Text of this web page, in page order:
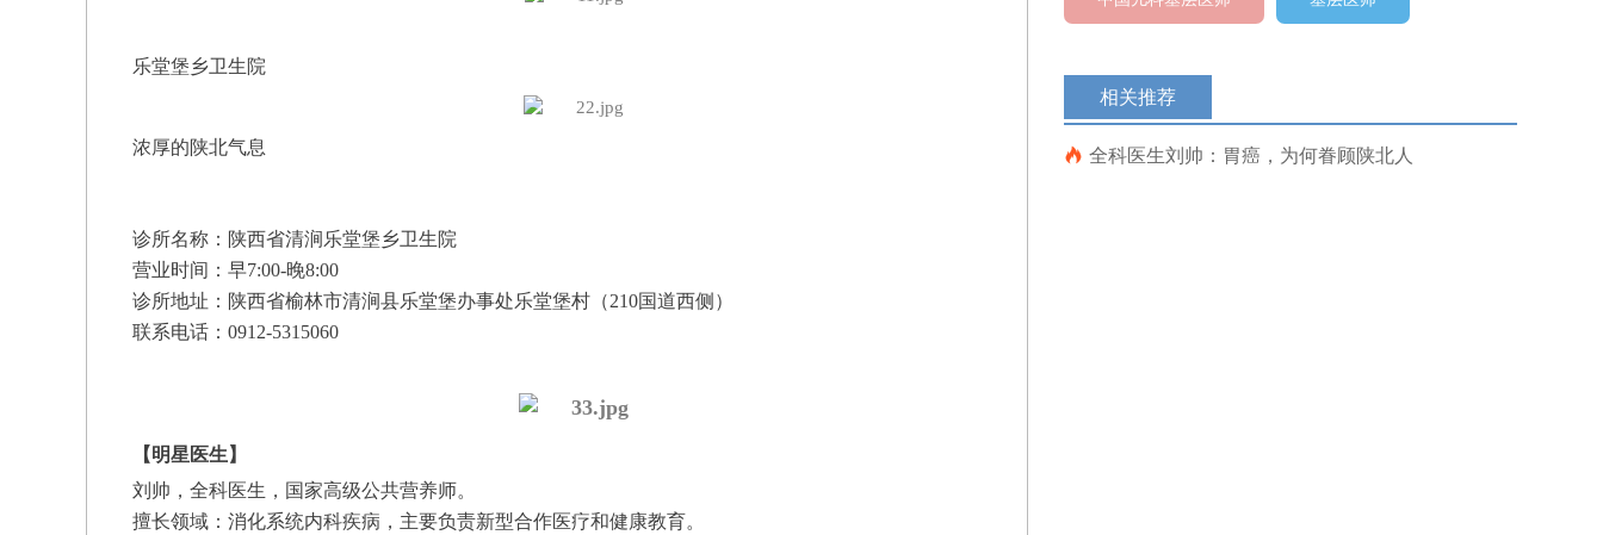
乐堂堡乡卫生院
浓厚的陕北气息
诊所名称：陕西省清涧乐堂堡乡卫生院
营业时间：早7:00-晚8:00
诊所地址： 陕西省榆林市清涧县乐堂堡办事处乐堂堡村（210国道西侧）
联系电话：0912-5315060
【明星医生 】
刘帅， 全科医生，国家高级公共营养师。
擅长领域： 消化系统内科疾病，主要负责新型合作医疗和健康教育。
相关推荐
 全科医生刘帅：胃癌，为何眷顾陕北人